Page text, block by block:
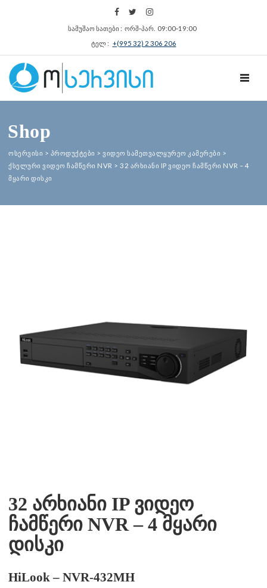
სამუშაო სათები : ორშ‑პარ. 09:00‑19:00
ტელ : +(995 32) 2 306 206
Shop
ოსერვისი > პროდუქტები > ვიდეო სამეთვალყურეო კამერები >
ქსელური ვიდეო ჩამწერი NVR > 32 არხიანი IP ვიდეო ჩამწერი NVR – 4
მყარი დისკი
32 არხიანი IP ვიდეო
ჩამწერი NVR – 4 მყარი
დისკი
HiLook – NVR-432MH